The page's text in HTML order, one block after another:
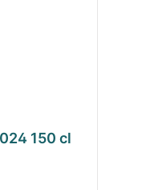
150 cl